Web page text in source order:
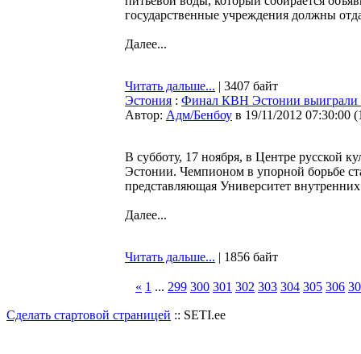
государственные учреждения должны
Далее...
Читать дальше... | 3407 байт
Эстония : Финал КВН Эстонии выиграли
Автор: Адм/Бенбоу в 19/11/2012 07:30:00 (
В субботу, 17 ноября, в Центре русской
Эстонии. Чемпионом в упорной борьбе
представляющая Университет
Далее...
Читать дальше... | 1856 байт
« 1 ... 299 300 301 302 303 304 305 306
Сделать стартовой страницей :: SETI.ee